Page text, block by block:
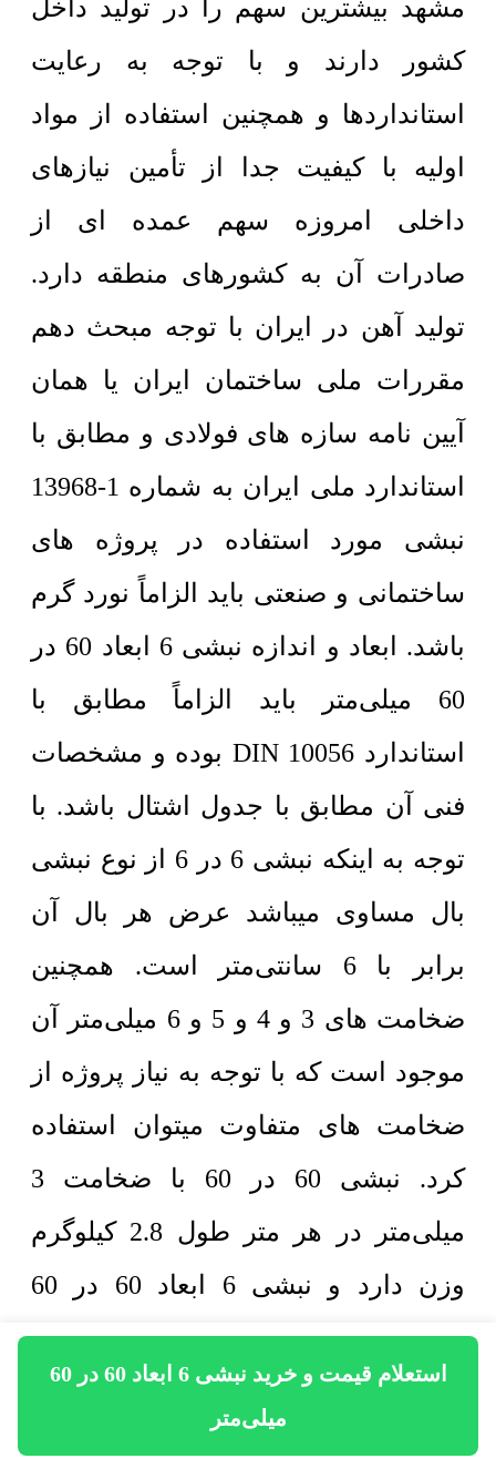
استعلام قیمت و خرید نبشی 6 ابعاد 60 در 60
میلی‌متر
مشهد بیشترین سهم را در تولید داخل
کشور دارند و با توجه به رعایت
استانداردها و همچنین استفاده از مواد
اولیه با کیفیت جدا از تأمین نیازهای
داخلی امروزه سهم عمده ای از
صادرات آن به کشورهای منطقه دارد.
تولید آهن در ایران با توجه مبحث دهم
مقررات ملی ساختمان ایران یا همان
آیین نامه سازه های فولادی و مطابق با
استاندارد ملی ایران به شماره 1-13968
نبشی مورد استفاده در پروژه های
ساختمانی و صنعتی باید الزاماً نورد گرم
باشد. ابعاد و اندازه نبشی 6 ابعاد 60 در
60 میلی‌متر باید الزاماً مطابق با
استاندارد DIN 10056 بوده و مشخصات
فنی آن مطابق با جدول اشتال باشد. با
توجه به اینکه نبشی 6 در 6 از نوع نبشی
بال مساوی میباشد عرض هر بال آن
برابر با 6 سانتی‌متر است. همچنین
ضخامت های 3 و 4 و 5 و 6 میلی‌متر آن
موجود است که با توجه به نیاز پروژه از
ضخامت های متفاوت میتوان استفاده
کرد. نبشی 60 در 60 با ضخامت 3
میلی‌متر در هر متر طول 2.8 کیلوگرم
وزن دارد و نبشی 6 ابعاد 60 در 60
میلی‌متر با ضخامت 4 میلی‌متر در هر متر
طول 3.7 کیلوگرم وزن دارد و وزن هر